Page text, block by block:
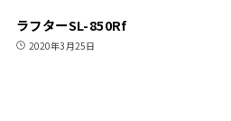
ラフターSL-850Rf
2020年3月25日